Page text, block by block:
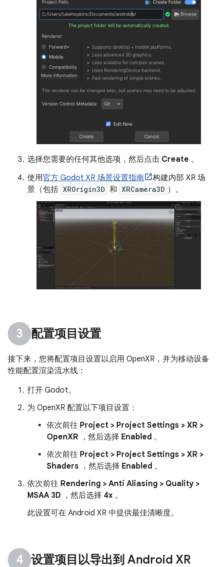
选择您需要的任何其他选项，然后点击 Create 。
使用官方 Godot XR 场景设置指南
构建内部 XR 场
景（包括 XROrigin3D 和 XRCamera3D ）。
配置项目设置
接下来，您将配置项目设置以启用 OpenXR，并为移动设备
性能配置渲染流水线：
打开 Godot。
为 OpenXR 配置以下项目设置：
依次前往 Project > Project Settings > XR >
OpenXR ，然后选择 Enabled 。
依次前往 Project > Project Settings > XR >
Shaders ，然后选择 Enabled 。
依次前往 Rendering > Anti Aliasing > Quality >
MSAA 3D ，然后选择 4x 。
此设置可在 Android XR 中提供最佳清晰度。
设置项目以导出到 Android XR